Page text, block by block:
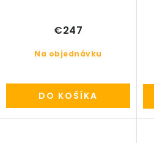
Na objednávku
€247
DO KOŠÍKA